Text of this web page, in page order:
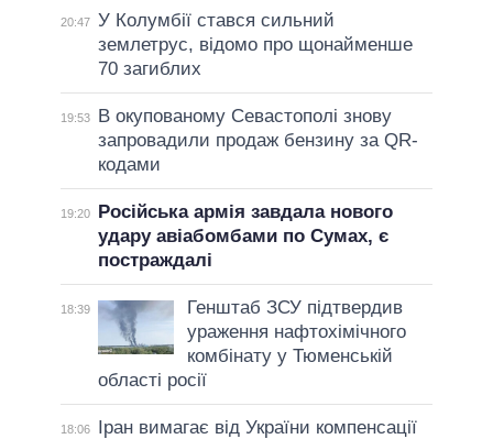
20:47 У Колумбії стався сильний
землетрус, відомо про щонайменше
70 загиблих
19:53
В окупованому Севастополі знову
запровадили продаж бензину за QR-
кодами
19:20
Російська армія завдала нового
удару авіабомбами по Сумах, є
постраждалі
18:39
Генштаб ЗСУ підтвердив
ураження нафтохімічного
комбінату у Тюменській
області росії
18:06
Іран вимагає від України компенсації